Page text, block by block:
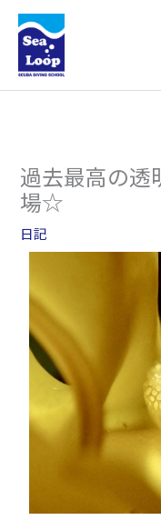
キ
過去最高の透
場☆
日記